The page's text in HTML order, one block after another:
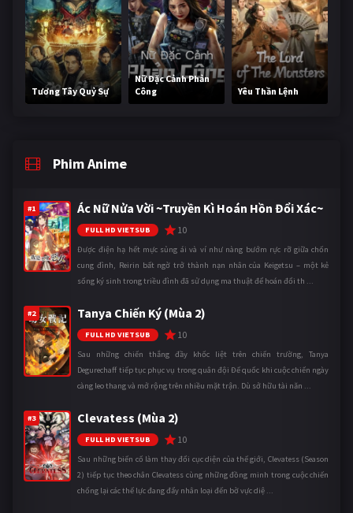
Tương Tây Quỷ Sự
Nữ Đặc Cảnh Phản
Công
Yêu Thần Lệnh
Phim Anime
#1 Ác Nữ Nửa Vời ~Truyền Kì Hoán Hồn Đổi Xác~
FULL HD VIETSUB 10
Được điện hạ hết mực sủng ái và ví như nàng bướm rực rỡ giữa chốn
cung đình, Reirin bất ngờ trở thành nạn nhân của Keigetsu – một kẻ
sống ký sinh trong triều đình đã sử dụng ma thuật để hoán đổi th ...
#2 Tanya Chiến Ký (Mùa 2)
FULL HD VIETSUB 10
Sau những chiến thắng đầy khốc liệt trên chiến trường, Tanya
Degurechaff tiếp tục phục vụ trong quân đội Đế quốc khi cuộc chiến ngày
càng leo thang và mở rộng trên nhiều mặt trận. Dù sở hữu tài năn ...
#3 Clevatess (Mùa 2)
FULL HD VIETSUB 10
Sau những biến cố làm thay đổi cục diện của thế giới, Clevatess (Season
2) tiếp tục theo chân Clevatess cùng những đồng minh trong cuộc chiến
chống lại các thế lực đang đẩy nhân loại đến bờ vực diệ ...